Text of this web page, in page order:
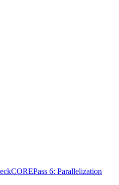
COREPass 6: Parallelization